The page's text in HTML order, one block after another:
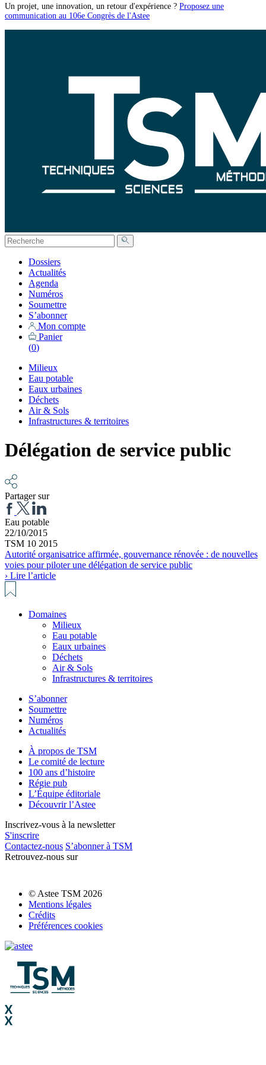
Un projet, une innovation, un retour d'expérience ? Proposez une
communication au 106e Congrès de l'Astee
Dossiers
Actualités
Agenda
Numéros
Soumettre
S’abonner
Mon compte
Panier
(0)
Milieux
Eau potable
Eaux urbaines
Déchets
Air & Sols
Infrastructures & territoires
Délégation de service public
Partager sur
Eau potable
22/10/2015
TSM 10 2015
Autorité organisatrice affirmée, gouvernance rénovée : de nouvelles
voies pour piloter une délégation de service public
› Lire l’article
Domaines
Milieux
Eau potable
Eaux urbaines
Déchets
Air & Sols
Infrastructures & territoires
S’abonner
Soumettre
Numéros
Actualités
À propos de TSM
Le comité de lecture
100 ans d’histoire
Régie pub
L’Équipe éditoriale
Découvrir l’Astee
Inscrivez-vous à la newsletter
S'inscrire
Contactez-nous S’abonner à TSM
Retrouvez-nous sur
© Astee TSM 2026
Mentions légales
Crédits
Préférences cookies